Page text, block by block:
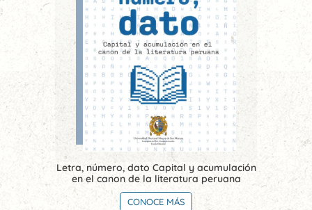
Letra, número, dato Capital y acumulación
en el canon de la literatura peruana
CONOCE MÁS